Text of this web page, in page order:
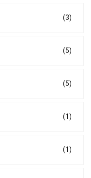
(3)
(5)
(5)
(1)
(1)